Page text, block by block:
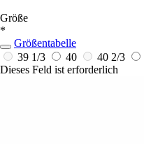
Größe
*
Größentabelle
39 1/3
40 40 2/3
Dieses Feld ist erforderlich